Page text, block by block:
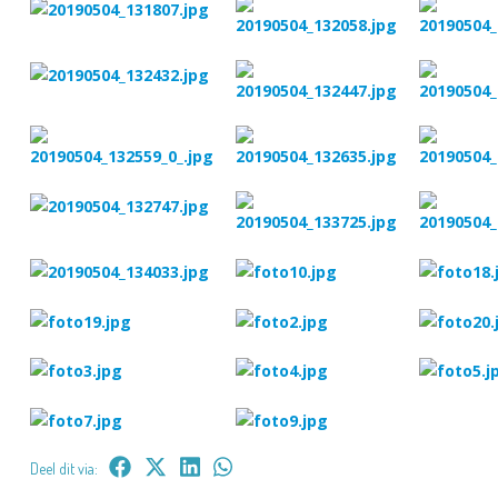
Deel dit via: